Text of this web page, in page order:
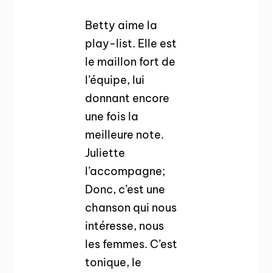
Betty aime la
play-list. Elle est
le maillon fort de
l’équipe, lui
donnant encore
une fois la
meilleure note.
Juliette
l’accompagne;
Donc, c’est une
chanson qui nous
intéresse, nous
les femmes. C’est
tonique, le